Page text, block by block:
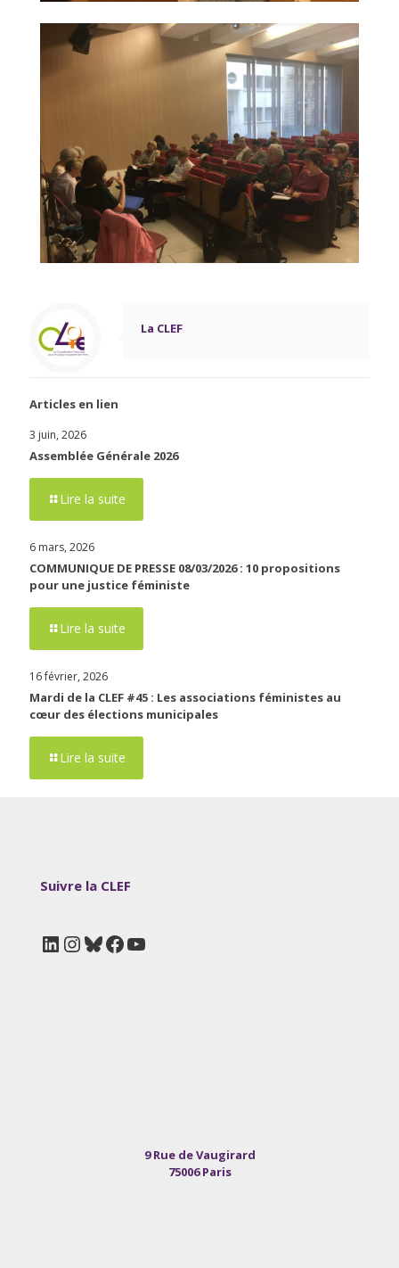
La CLEF
Articles en lien
3 juin, 2026
Assemblée Générale 2026
Lire la suite
6 mars, 2026
COMMUNIQUE DE PRESSE 08/03/2026 : 10 propositions
pour une justice féministe
Lire la suite
16 février, 2026
Mardi de la CLEF #45 : Les associations féministes au
cœur des élections municipales
Lire la suite
Suivre la CLEF
LinkedIn
Instagram
Bluesky
Facebook
YouTube
9 Rue de Vaugirard
75006 Paris